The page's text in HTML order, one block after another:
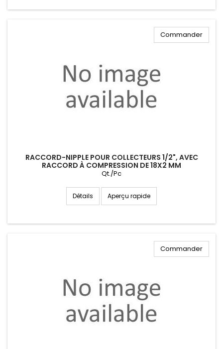
RACCORD-NIPPLE POUR COLLECTEURS 1/2", AVEC
RACCORD À COMPRESSION DE 18X2 MM
Qt./Pc
Détails Aperçu rapide
Commander
Commander